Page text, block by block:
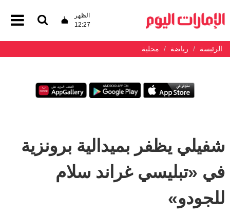
الظهر
12:27
الرئيسة رياضة محلية
شفيلي يظفر بميدالية برونزية
في «تبليسي غراند سلام
للجودو»